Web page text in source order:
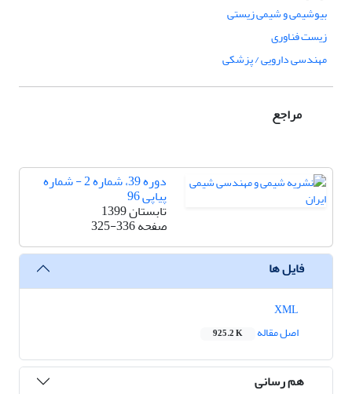
بیوشیمی و شیمی زیستی
زیست فناوری
مهندسی دارویی / پزشکی
مراجع
دوره 39، شماره 2 - شماره
پیاپی 96
تابستان 1399
صفحه325-336
فایل ها
اصل مقاله
925.2 K
هم رسانی